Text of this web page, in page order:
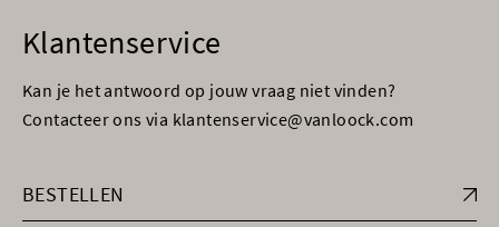
Klantenservice
Kan je het antwoord op jouw vraag niet vinden?
Contacteer ons via klantenservice@vanloock.com
BESTELLEN